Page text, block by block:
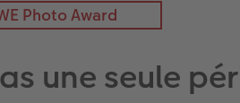
Photo Award
une seule